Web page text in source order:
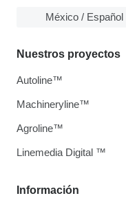
México / Español
Información
Nuestros proyectos
Autoline™
Machineryline™
Agroline™
Linemedia Digital ™